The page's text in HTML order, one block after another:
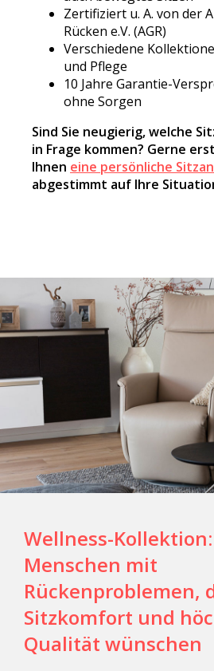
Zertifiziert u. A. von der
Rücken e.V. (AGR)
Verschiedene
und Pflege
10 Jahre Garantie-
ohne Sorgen
Sind Sie neugierig, welche
in Frage kommen? Gerne
Ihnen eine persönliche
abgestimmt auf Ihre
Wellness-
Menschen mit
Rückenproblemen,
Sitzkomfort und
Qualität wünschen